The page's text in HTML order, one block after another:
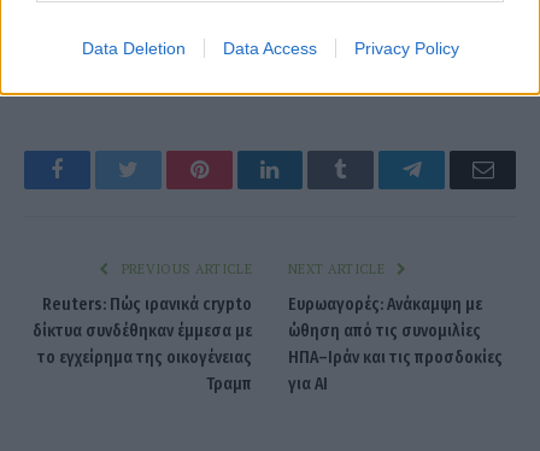
Data Deletion Data Access Privacy Policy
Facebook Twitter PinterestLinkedIn Tumblr Telegram
PREVIOUS ARTICLE
Reuters: Πώς ιρανικά crypto
δίκτυα συνδέθηκαν έμμεσα με
το εγχείρημα της οικογένειας
Τραμπ
NEXT ARTICLE
Ευρωαγορές: Ανάκαμψη με
ώθηση από τις συνομιλίες
ΗΠΑ–Ιράν και τις προσδοκίες
για AI